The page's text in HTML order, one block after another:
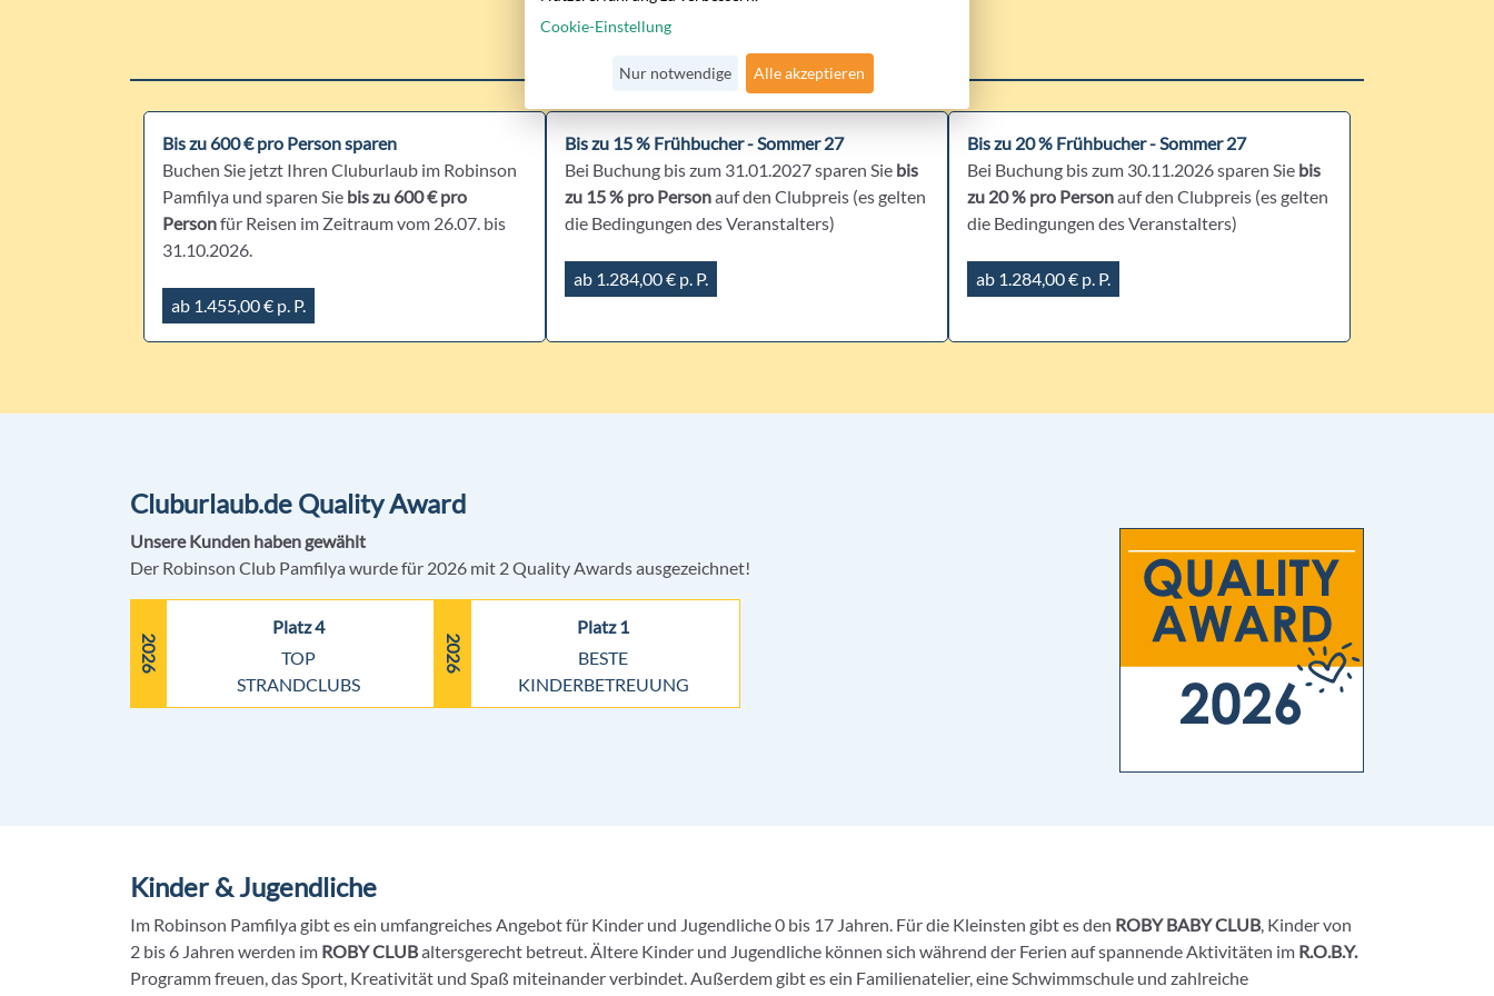
CLUB-DEALS
Bis zu 600 € pro Person sparen
Buchen Sie jetzt Ihren Cluburlaub im Robinson
Pamfilya und sparen Sie bis zu 600 € pro
Personfür Reisen im Zeitraum vom 26.07. bis
31.10.2026.
ab 1.455,00 € p. P.
Bis zu 15 % Frühbucher - Sommer 27
Bei Buchung bis zum 31.01.2027 sparen Sie bis
zu 15 % pro Personauf den Clubpreis (es gelten
die Bedingungen des Veranstalters)
ab 1.284,00 € p. P.
Bis zu 20 % Frühbucher - Sommer 27
Bei Buchung bis zum 30.11.2026 sparen Sie bis
zu 20 % pro Personauf den Clubpreis (es gelten
die Bedingungen des Veranstalters)
ab 1.284,00 € p. P.
Cluburlaub.de Quality Award
Unsere Kunden haben gewählt
Der Robinson Club Pamfilya wurde für 2026 mit 2 Quality Awards ausgezeichnet!
2026
Platz 4
TOP
STRANDCLUBS
2026
Platz 1
BESTE
KINDERBETREUUNG
Kinder & Jugendliche
Im Robinson Pamfilya gibt es ein umfangreiches Angebot für Kinder und Jugendliche 0 bis 17 Jahren. Für die Kleinsten gibt es den ROBY BABY CLUB, Kinder von
2 bis 6 Jahren werden im ROBY CLUBaltersgerecht betreut. Ältere Kinder und Jugendliche können sich während der Ferien auf spannende Aktivitäten im R.O.B.Y.
Programm freuen, das Sport, Kreativität und Spaß miteinander verbindet. Außerdem gibt es ein Familienatelier, eine Schwimmschule und zahlreiche
Cookie-Einstellung
Nur notwendige Alle akzeptieren